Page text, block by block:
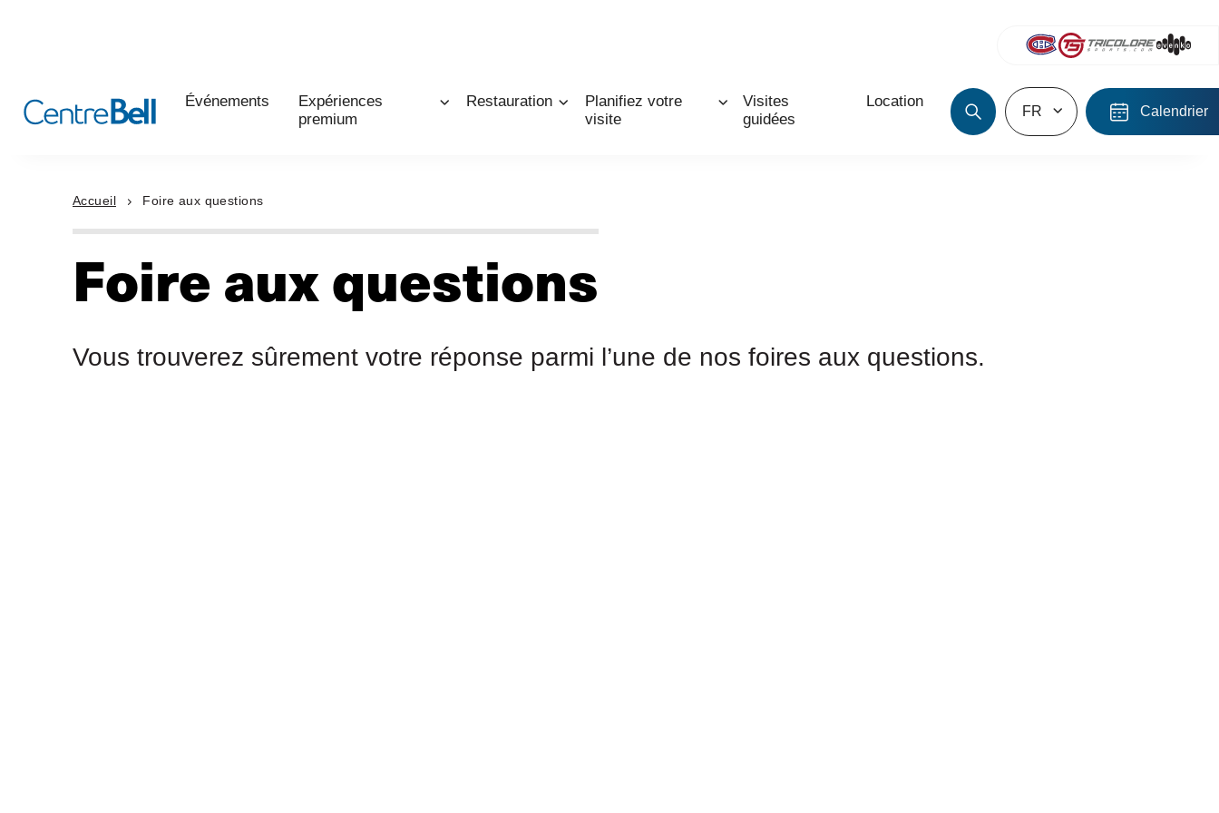
Événements
Expériences
premium
Restauration
Planifiez votre
visite
Visites
guidées
Location
FR Calendrier
Accueil Foire aux questions
Foire aux questions
Vous trouverez sûrement votre réponse parmi l’une de nos foires aux questions.